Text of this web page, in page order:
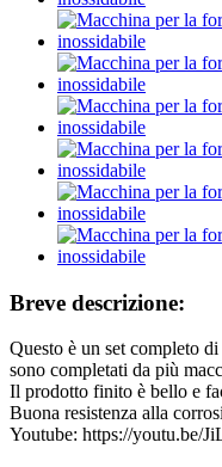
Breve descrizione:
Questo è un set completo
sono completati da più
Il prodotto finito è bello e
Buona resistenza alla
Youtube: https://youtu.be/